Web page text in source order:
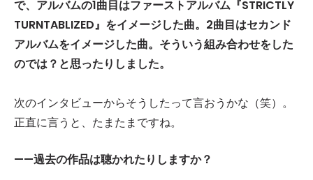
で、アルバムの1曲目はファーストアルバム『STRICTLY
TURNTABLIZED』をイメージした曲。 2曲目はセカンド
アルバムをイメージした曲。そういう組み合わせをした
のでは？と思ったりしました。
次のインタビューからそうしたって言おうかな（笑）。
正直に言うと、たまたまですね。
——過去の作品は聴かれたりしますか？